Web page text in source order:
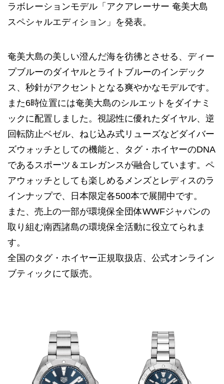
ラボレーションモデル「アクアレーサー 奄美大島
スペシャルエディション」を発表。
奄美大島の美しい澄んだ海を彷彿とさせる、ディー
プブルーのダイヤルとライトブルーのインデック
ス、秒針がアクセントとなる爽やかなモデルです。
また6時位置には奄美大島のシルエットをダイナミ
ックに配置しました。視認性に優れたダイヤル、逆
回転防止ベゼル、ねじ込み式リューズなどダイバー
ズウォッチとしての機能と、タグ・ホイヤーのDNA
であるスポーツ＆エレガンスが融合しています。ペ
アウォッチとしても楽しめるメンズとレディスのラ
インナップで、日本限定各500本で展開中です。
また、売上の一部が環境保全団体WWFジャパンの
取り組む南西諸島の環境保全活動に役立てられま
す。
全国のタグ・ホイヤー正規取扱店、公式オンライン
ブティックにて販売。